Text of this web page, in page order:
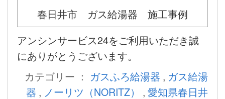
春日井市 ガス給湯器 施工事例
アンシンサービス24をご利用いただき誠
にありがとうございます。
カテゴリー ： ガスふろ給湯器 , ガス給湯
器 , ノーリツ（NORITZ） , 愛知県春日井